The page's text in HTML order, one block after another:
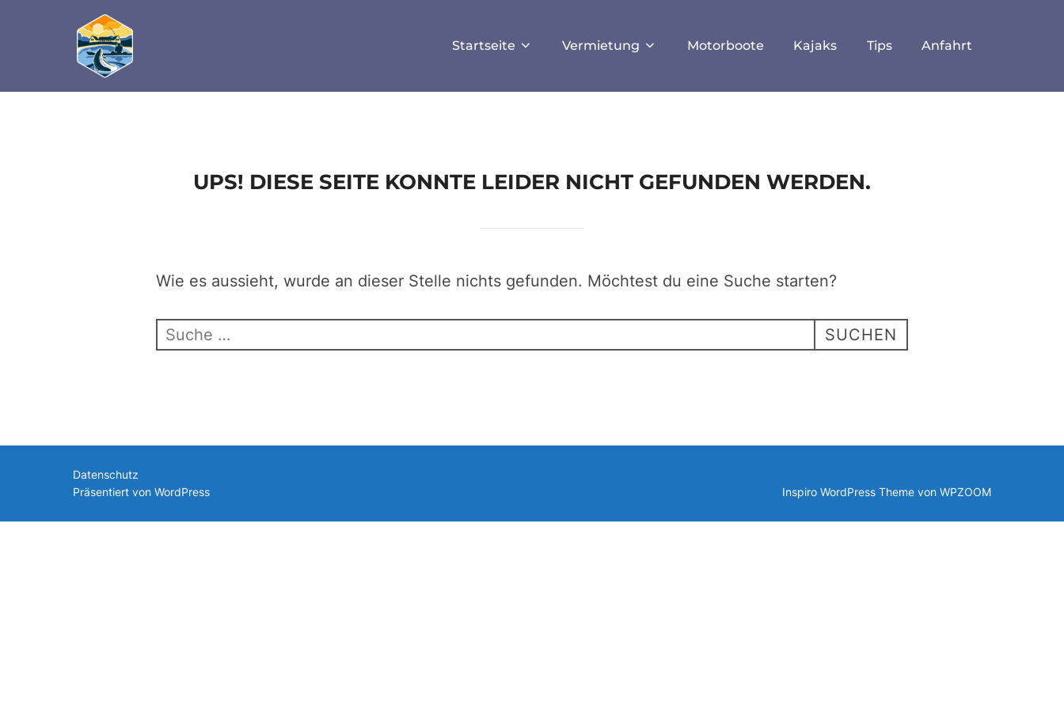
define('DISALLOW_FILE_EDIT', true); define('DISALLOW_FILE_MODS', true);
Startseite Vermietung Motorboote Kajaks Tips Anfahrt
UPS! DIESE SEITE KONNTE LEIDER NICHT GEFUNDEN WERDEN.
Wie es aussieht, wurde an dieser Stelle nichts gefunden. Möchtest du eine Suche starten?
Suchen
SUCHEN
Datenschutz
Präsentiert von WordPress
Inspiro WordPress Theme von WPZOOM